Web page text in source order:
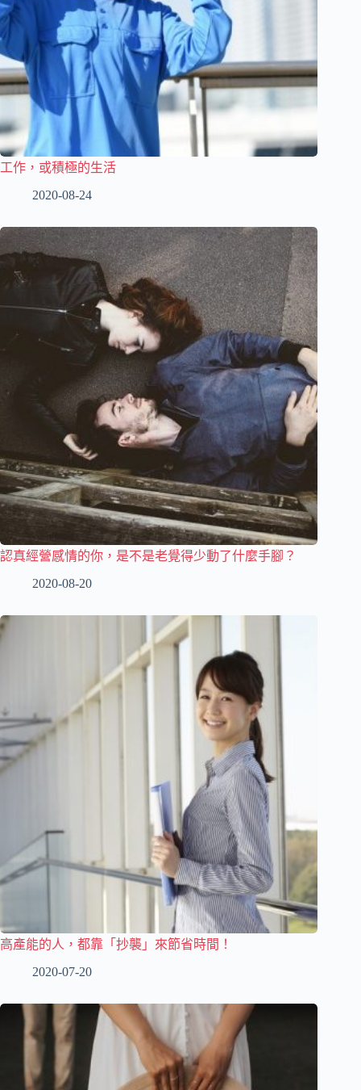
工作，或積極的生活
2020-08-24
認真經營感情的你，是不是老覺得少動了什麼手腳？
2020-08-20
高產能的人，都靠「抄襲」來節省時間！
2020-07-20